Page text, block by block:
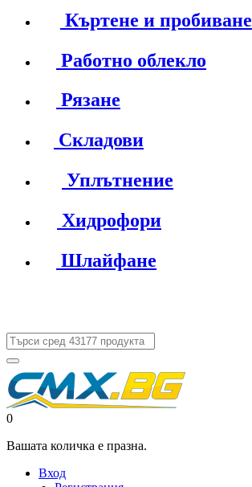
Къртене и пробиване
Работно облекло
Рязане
Складови
Уплътнение
Хидрофори
Шлайфане
0
Вашата количка е празна.
Вход